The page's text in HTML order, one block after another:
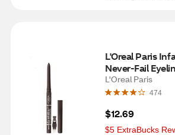
L'Oreal Paris
Never-Fail
L'Oreal Paris
474
$12.69
$5 ExtraBucks